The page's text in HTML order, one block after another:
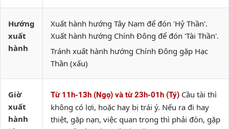
Hướng
xuất
hành
Xuất hành hướng Tây Nam để đón 'Hỷ Thần'.
Xuất hành hướng Chính Đông để đón 'Tài Thần'.
Tránh xuất hành hướng Chính Đông gặp Hạc
Thần (xấu)
Giờ
xuất
hành
Từ 11h-13h (Ngọ) và từ 23h-01h (Tý) Cầu tài thì
không có lợi, hoặc hay bị trái ý. Nếu ra đi hay
thiệt, gặp nạn, việc quan trọng thì phải đòn, gặp